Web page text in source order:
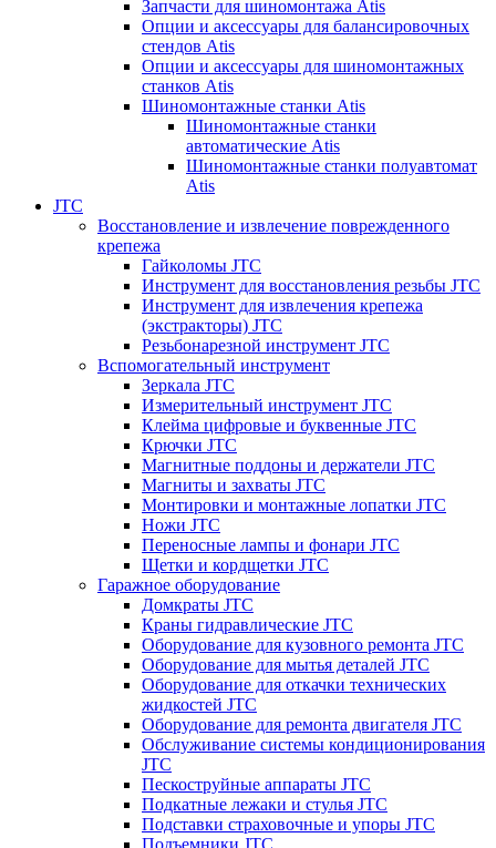
Запчасти для шиномонтажа Atis
Опции и аксессуары для балансировочных
стендов Atis
Опции и аксессуары для шиномонтажных
станков Atis
Шиномонтажные станки Atis
Шиномонтажные станки
автоматические Atis
Шиномонтажные станки полуавтомат
Atis
JTC
Восстановление и извлечение поврежденного
крепежа
Гайколомы JTC
Инструмент для восстановления резьбы JTC
Инструмент для извлечения крепежа
(экстракторы) JTC
Резьбонарезной инструмент JTC
Вспомогательный инструмент
Зеркала JTC
Измерительный инструмент JTC
Клейма цифровые и буквенные JTC
Крючки JTC
Магнитные поддоны и держатели JTC
Магниты и захваты JTC
Монтировки и монтажные лопатки JTC
Ножи JTC
Переносные лампы и фонари JTC
Щетки и кордщетки JTC
Гаражное оборудование
Домкраты JTC
Краны гидравлические JTC
Оборудование для кузовного ремонта JTC
Оборудование для мытья деталей JTC
Оборудование для откачки технических
жидкостей JTC
Оборудование для ремонта двигателя JTC
Обслуживание системы кондиционирования
JTC
Пескоструйные аппараты JTC
Подкатные лежаки и стулья JTC
Подставки страховочные и упоры JTC
Подъемники JTC